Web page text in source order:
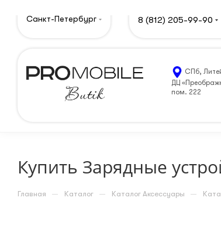
Санкт-Петербург 8 (812) 205-99-90
СПб,
ДЦ
пом. 222
Купить Зарядные
Главная — Каталог — Каталог Аксессуары —